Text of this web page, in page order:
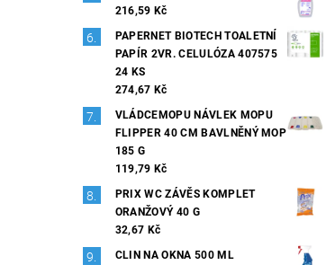
216,59 Kč
PAPERNET BIOTECH TOALETNÍ
PAPÍR 2VR. CELULÓZA 407575
24 KS
274,67 Kč
VLÁDCEMOPU NÁVLEK MOPU
FLIPPER 40 CM BAVLNĚNÝ MOP
185 G
119,79 Kč
PRIX WC ZÁVĚS KOMPLET
ORANŽOVÝ 40 G
32,67 Kč
CLIN NA OKNA 500 ML